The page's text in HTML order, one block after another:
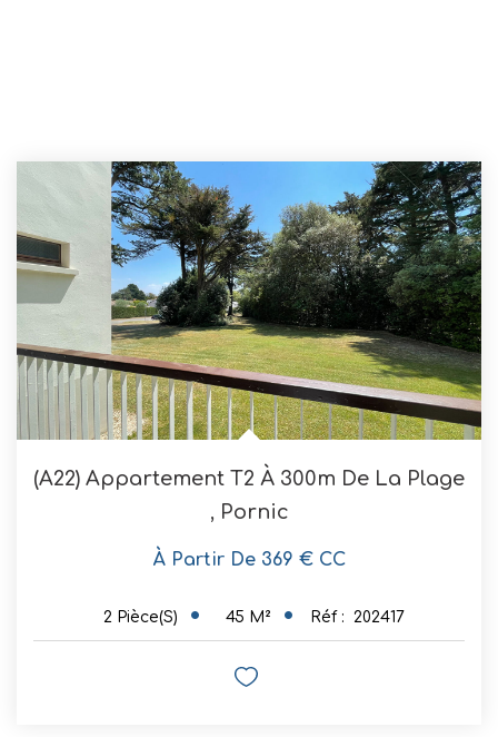
(A22) Appartement T2 À 300m De La Plage
, Pornic
À Partir De 369 € CC
2 Pièce(s) 45 M² Réf : 202417